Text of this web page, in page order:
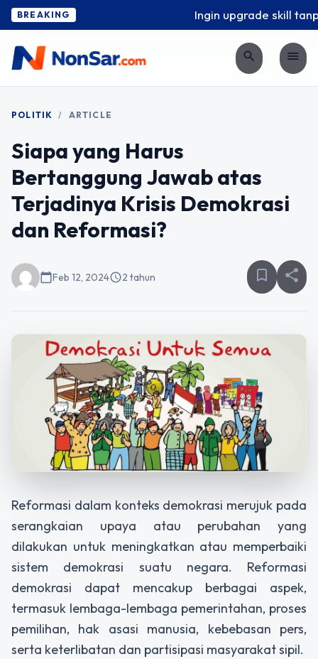
BREAKING Ingin upgrade skill
search menu
POLITIK / ARTICLE
Siapa yang Harus
Bertanggung Jawab atas
Terjadinya Krisis Demokrasi
dan Reformasi?
calendar_todayFeb 12, 2024schedule2 tahun bookmark_border share
Reformasi dalam konteks demokrasi merujuk pada
serangkaian upaya atau perubahan yang
dilakukan untuk meningkatkan atau memperbaiki
sistem demokrasi suatu negara. Reformasi
demokrasi dapat mencakup berbagai aspek,
termasuk lembaga-lembaga pemerintahan, proses
pemilihan, hak asasi manusia, kebebasan pers,
serta keterlibatan dan partisipasi masyarakat sipil.